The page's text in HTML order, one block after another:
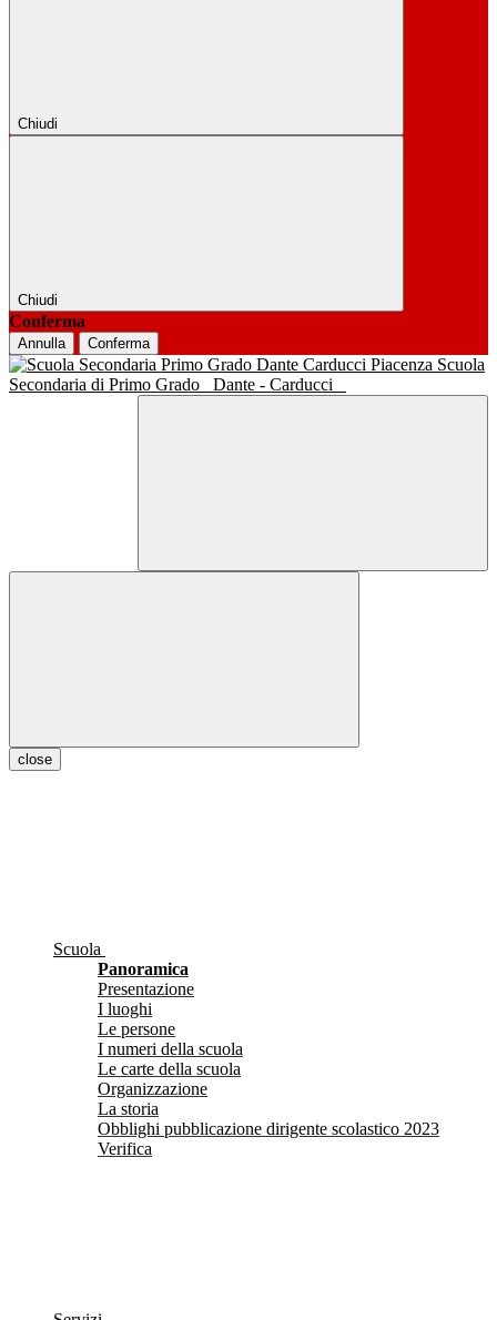
Chiudi
Chiudi
Conferma
Annulla Conferma
Scuola
Secondaria di Primo Grado
Dante - Carducci
close
Scuola
Panoramica
Presentazione
I luoghi
Le persone
I numeri della scuola
Le carte della scuola
Organizzazione
La storia
Obblighi pubblicazione dirigente scolastico 2023
Verifica